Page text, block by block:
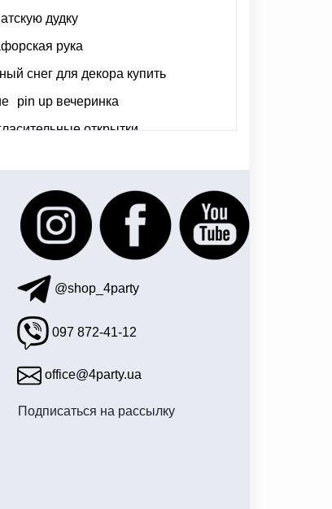
дудку
рука
снег для декора купить
pin up вечеринка
открытки
@shop_4party
097 872-41-12
office@4party.ua
Подписаться на рассылку